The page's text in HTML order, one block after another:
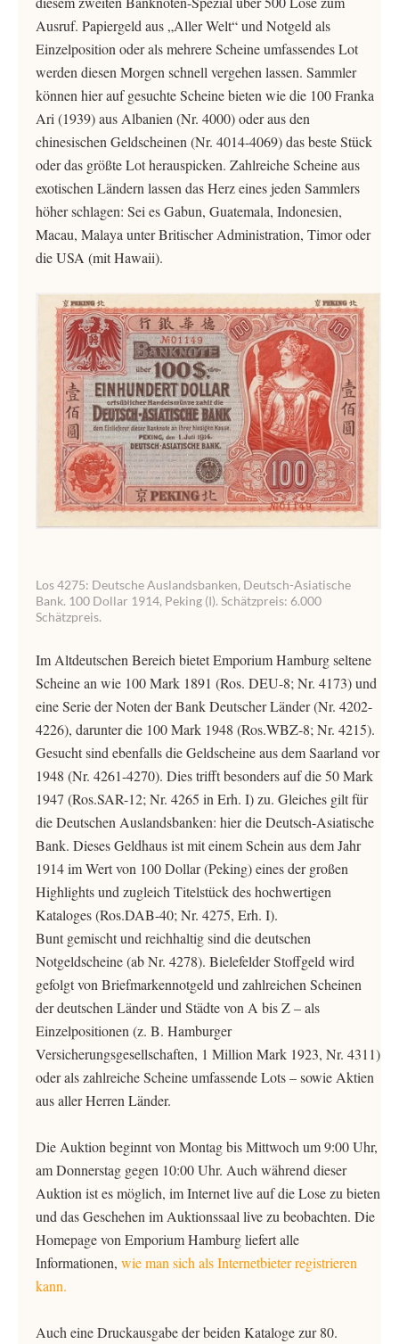
Ausruf. Papiergeld aus „Aller Welt“ und Notgeld als
Einzelposition oder als mehrere Scheine umfassendes Lot
werden diesen Morgen schnell vergehen lassen. Sammler
können hier auf gesuchte Scheine bieten wie die 100 Franka
Ari (1939) aus Albanien (Nr. 4000) oder aus den
chinesischen Geldscheinen (Nr. 4014-4069) das beste Stück
oder das größte Lot herauspicken. Zahlreiche Scheine aus
exotischen Ländern lassen das Herz eines jeden Sammlers
höher schlagen: Sei es Gabun, Guatemala, Indonesien,
Macau, Malaya unter Britischer Administration, Timor oder
die USA (mit Hawaii).
Los 4275: Deutsche Auslandsbanken, Deutsch-Asiatische
Bank. 100 Dollar 1914, Peking (I). Schätzpreis: 6.000
Schätzpreis.
Im Altdeutschen Bereich bietet Emporium Hamburg seltene
Scheine an wie 100 Mark 1891 (Ros. DEU-8; Nr. 4173) und
eine Serie der Noten der Bank Deutscher Länder (Nr. 4202-
4226), darunter die 100 Mark 1948 (Ros.WBZ-8; Nr. 4215).
Gesucht sind ebenfalls die Geldscheine aus dem Saarland vor
1948 (Nr. 4261-4270). Dies trifft besonders auf die 50 Mark
1947 (Ros.SAR-12; Nr. 4265 in Erh. I) zu. Gleiches gilt für
die Deutschen Auslandsbanken: hier die Deutsch-Asiatische
Bank. Dieses Geldhaus ist mit einem Schein aus dem Jahr
1914 im Wert von 100 Dollar (Peking) eines der großen
Highlights und zugleich Titelstück des hochwertigen
Kataloges (Ros.DAB-40; Nr. 4275, Erh. I).
Bunt gemischt und reichhaltig sind die deutschen
Notgeldscheine (ab Nr. 4278). Bielefelder Stoffgeld wird
gefolgt von Briefmarkennotgeld und zahlreichen Scheinen
der deutschen Länder und Städte von A bis Z – als
Einzelpositionen (z. B. Hamburger
Versicherungsgesellschaften, 1 Million Mark 1923, Nr. 4311)
oder als zahlreiche Scheine umfassende Lots – sowie Aktien
aus aller Herren Länder.
Die Auktion beginnt von Montag bis Mittwoch um 9:00 Uhr,
am Donnerstag gegen 10:00 Uhr. Auch während dieser
Auktion ist es möglich, im Internet live auf die Lose zu bieten
und das Geschehen im Auktionssaal live zu beobachten. Die
Homepage von Emporium Hamburg liefert alle
Informationen, wie man sich als Internetbieter registrieren
kann.
Auch eine Druckausgabe der beiden Kataloge zur 80.